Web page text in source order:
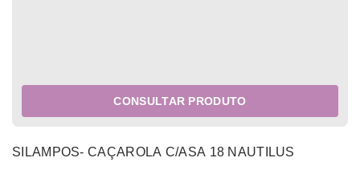
CONSULTAR PRODUTO
SILAMPOS- CAÇAROLA C/ASA 18 NAUTILUS